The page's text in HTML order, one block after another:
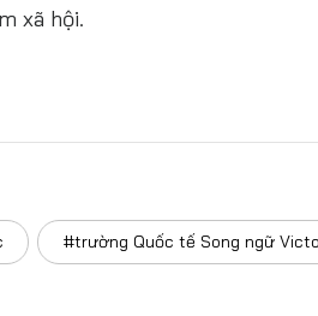
xã hội.
#trường Quốc tế Song ngữ